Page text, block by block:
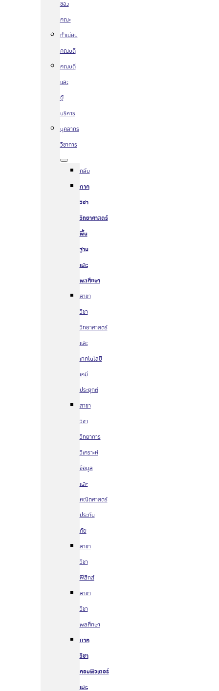
ของ
คณะ
ทำเนียบ
คณบดี
คณบดี
และ
ผู้
บริหาร
บุคลากร
วิชาการ
กลับ
ภาค
วิชา
วิทยาศาสตร์
พื้น
ฐาน
และ
พลศึกษา
สาขา
วิชา
วิทยาศาสตร์
และ
เทคโนโลยี
เคมี
ประยุกต์
สาขา
วิชา
วิทยาการ
วิเคราะห์
ข้อมูล
และ
คณิตศาสตร์
ประกัน
ภัย
สาขา
วิชา
ฟิสิกส์
สาขา
วิชา
พลศึกษา
ภาค
วิชา
คอมพิวเตอร์
และ